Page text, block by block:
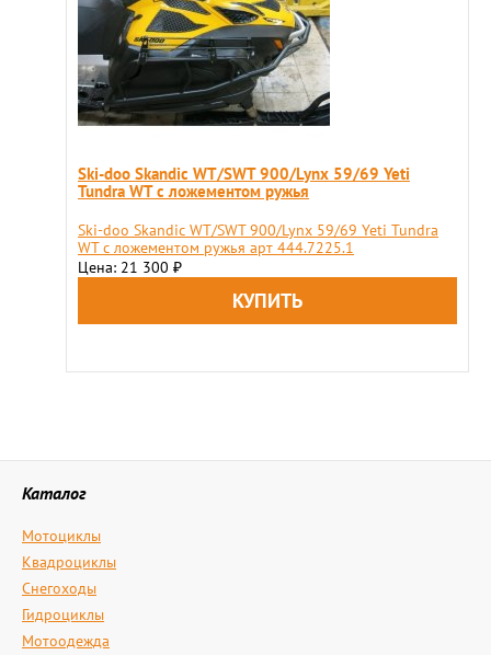
Ski-doo Skandic WT/SWT 900/Lynx 59/69 Yeti
Tundra WT с ложементом ружья
Ski-doo Skandic WT/SWT 900/Lynx 59/69 Yeti Tundra
WT с ложементом ружья арт 444.7225.1
Цена: 21 300 ₽
Каталог
Мотоциклы
Квадроциклы
Снегоходы
Гидроциклы
Мотоодежда